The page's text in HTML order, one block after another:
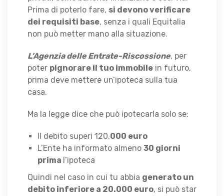
Prima di poterlo fare, si devono verificare
dei requisiti base, senza i quali Equitalia
non può metter mano alla situazione.
L’Agenzia delle Entrate-Riscossione, per
poter pignorare il tuo immobile in futuro,
prima deve mettere un’ipoteca sulla tua
casa.
Ma la legge dice che può ipotecarla solo se:
Il debito superi 120.000 euro
L’Ente ha informato almeno 30 giorni
prima l’ipoteca
Quindi nel caso in cui tu abbia generato un
debito inferiore a 20.000 euro, si può star